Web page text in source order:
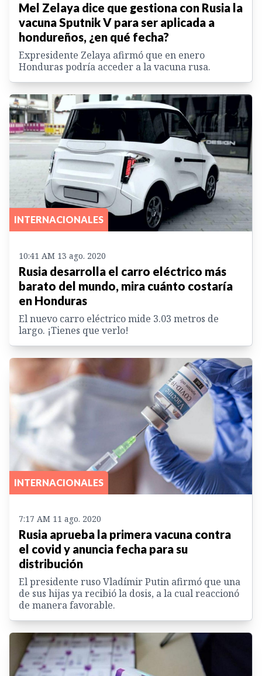
Mel Zelaya dice que gestiona con Rusia la
vacuna Sputnik V para ser aplicada a
hondureños, ¿en qué fecha?
Expresidente Zelaya afirmó que en enero
Honduras podría acceder a la vacuna rusa.
INTERNACIONALES
10:41 AM 13 ago. 2020
Rusia desarrolla el carro eléctrico más
barato del mundo, mira cuánto costaría
en Honduras
El nuevo carro eléctrico mide 3.03 metros de
largo. ¡Tienes que verlo!
INTERNACIONALES
7:17 AM 11 ago. 2020
Rusia aprueba la primera vacuna contra
el covid y anuncia fecha para su
distribución
El presidente ruso Vladímir Putin afirmó que una
de sus hijas ya recibió la dosis, a la cual reaccionó
de manera favorable.